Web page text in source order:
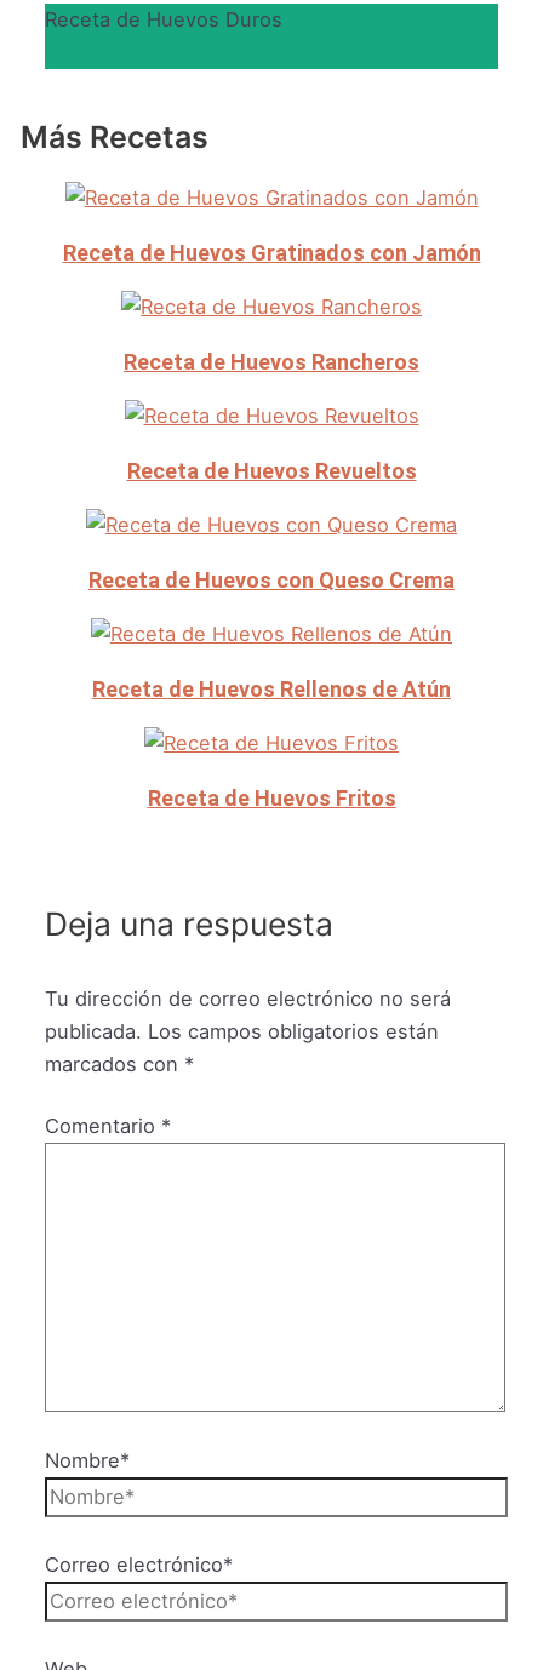
Receta de Huevos Duros
Más Recetas
Receta de Huevos Gratinados con Jamón
Receta de Huevos Rancheros
Receta de Huevos Revueltos
Receta de Huevos con Queso Crema
Receta de Huevos Rellenos de Atún
Receta de Huevos Fritos
Deja una respuesta
Tu dirección de correo electrónico no será
publicada. Los campos obligatorios están
marcados con *
Comentario *
Nombre*
Correo electrónico*